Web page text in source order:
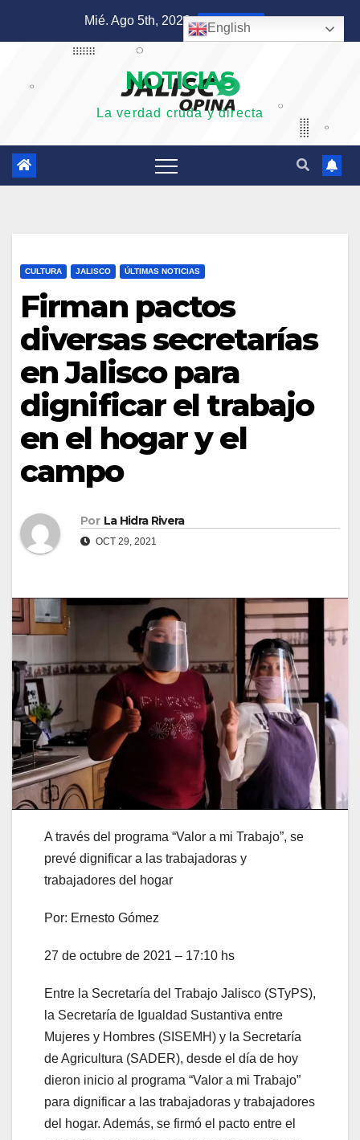
Mié. Ago 5th, 2026 6:45:55 PM
NOTICIAS
La verdad cruda y directa
CULTURA JALISCO ÚLTIMAS NOTICIAS
Firman pactos
diversas secretarías
en Jalisco para
dignificar el trabajo
en el hogar y el
campo
Por La Hidra Rivera
OCT 29, 2021
A través del programa “Valor a mi Trabajo”, se
prevé dignificar a las trabajadoras y
trabajadores del hogar
Por: Ernesto Gómez
27 de octubre de 2021 – 17:10 hs
Entre la Secretaría del Trabajo Jalisco (STyPS),
la Secretaría de Igualdad Sustantiva entre
Mujeres y Hombres (SISEMH) y la Secretaría
de Agricultura (SADER), desde el día de hoy
dieron inicio al programa “Valor a mi Trabajo”
para dignificar a las trabajadoras y trabajadores
del hogar. Además, se firmó el pacto entre el
English